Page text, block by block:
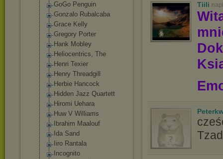
GoGo Penguin
Gonzalo Rubalcaba
Grace Kelly
Gregory Porter
Hank Mobley
Heliocentrics, The
Henri Texier
Henry Threadgill
Herbie Hancock
Hidden Jazz Quartett
Hiromi Uehara
Huw V Williams
Ibrahim Maalouf
Ida Sand
Iiro Rantala
Incognito
Tiili